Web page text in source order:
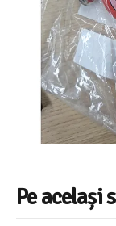
Pe același